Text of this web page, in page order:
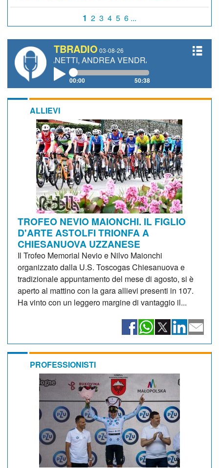
1 2 3 4 5 6 ...
TBRADIO 03-08-26
GIANETTI, ANDREA VENDRAME, FILIPPO FIORELLI
00:00 50:38
ALLIEVI
TROFEO NEVIO MAIONCHI. IL FIGLIO
D'ARTE ASTOLFI TRIONFA A
CHIESANUOVA UZZANESE
Il Trofeo Memorial Nevio e Nilvo Maionchi
organizzato dalla U.S. Toscogas Chiesanuova e
tradizionale appuntamento del mese di agosto, si è
aperto al mattino con la gara allievi presenti in 107.
Ha vinto con un leggero margine di vantaggio il...
PROFESSIONISTI